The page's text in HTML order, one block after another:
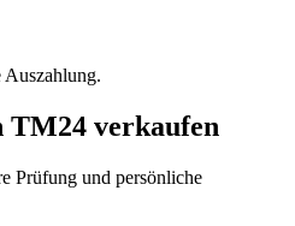
Auszahlung.
TM24 verkaufen
Prüfung und persönliche